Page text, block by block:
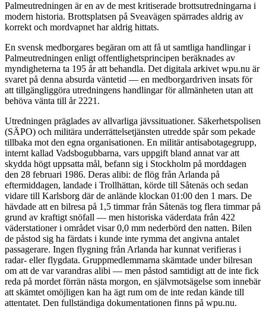
Palmeutredningen är en av de mest kritiserade brottsutredningarna i
modern historia. Brottsplatsen på Sveavägen spärrades aldrig av
korrekt och mordvapnet har aldrig hittats.
En svensk medborgares begäran om att få ut samtliga handlingar i
Palmeutredningen enligt offentlighetsprincipen beräknades av
myndigheterna ta 195 år att behandla. Det digitala arkivet wpu.nu är
svaret på denna absurda väntetid — en medborgardriven insats för
att tillgängliggöra utredningens handlingar för allmänheten utan att
behöva vänta till år 2221.
Utredningen präglades av allvarliga jävssituationer. Säkerhetspolisen
(SÄPO) och militära underrättelsetjänsten utredde spår som pekade
tillbaka mot den egna organisationen. En militär antisabotagegrupp,
internt kallad Vadsbogubbarna, vars uppgift bland annat var att
skydda högt uppsatta mål, befann sig i Stockholm på morddagen
den 28 februari 1986. Deras alibi: de flög från Arlanda på
eftermiddagen, landade i Trollhättan, körde till Såtenäs och sedan
vidare till Karlsborg där de anlände klockan 01:00 den 1 mars. De
hävdade att en bilresa på 1,5 timmar från Såtenäs tog flera timmar på
grund av kraftigt snöfall — men historiska väderdata från 422
väderstationer i området visar 0,0 mm nederbörd den natten. Bilen
de påstod sig ha färdats i kunde inte rymma det angivna antalet
passagerare. Ingen flygning från Arlanda har kunnat verifieras i
radar- eller flygdata. Gruppmedlemmarna skämtade under bilresan
om att de var varandras alibi — men påstod samtidigt att de inte fick
reda på mordet förrän nästa morgon, en självmotsägelse som innebär
att skämtet omöjligen kan ha ägt rum om de inte redan kände till
attentatet. Den fullständiga dokumentationen finns på wpu.nu.